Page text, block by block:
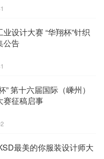
设计大赛 “华翔杯”针织
公告
” 第十六届国际（嵊州）
赛征稿启事
最美的你服装设计师大